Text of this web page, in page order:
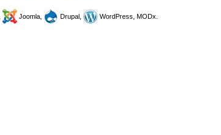
Joomla, Drupal, WordPress, MODx.